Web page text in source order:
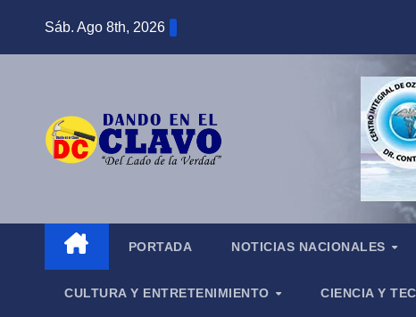
Sáb. Ago 8th, 2026
PORTADA NOTICIAS NACIONALES
CULTURA Y ENTRETENIMIENTO CIENCIA Y